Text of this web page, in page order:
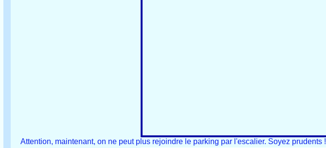
Attention, maintenant, on ne peut plus rejoindre le parking par l'escalier. Soyez prudents !